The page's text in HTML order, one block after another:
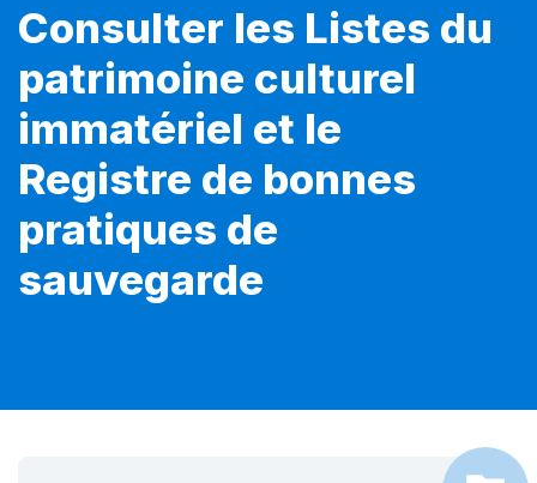
Consulter les Listes du
patrimoine culturel
immatériel et le
Registre de bonnes
pratiques de
sauvegarde